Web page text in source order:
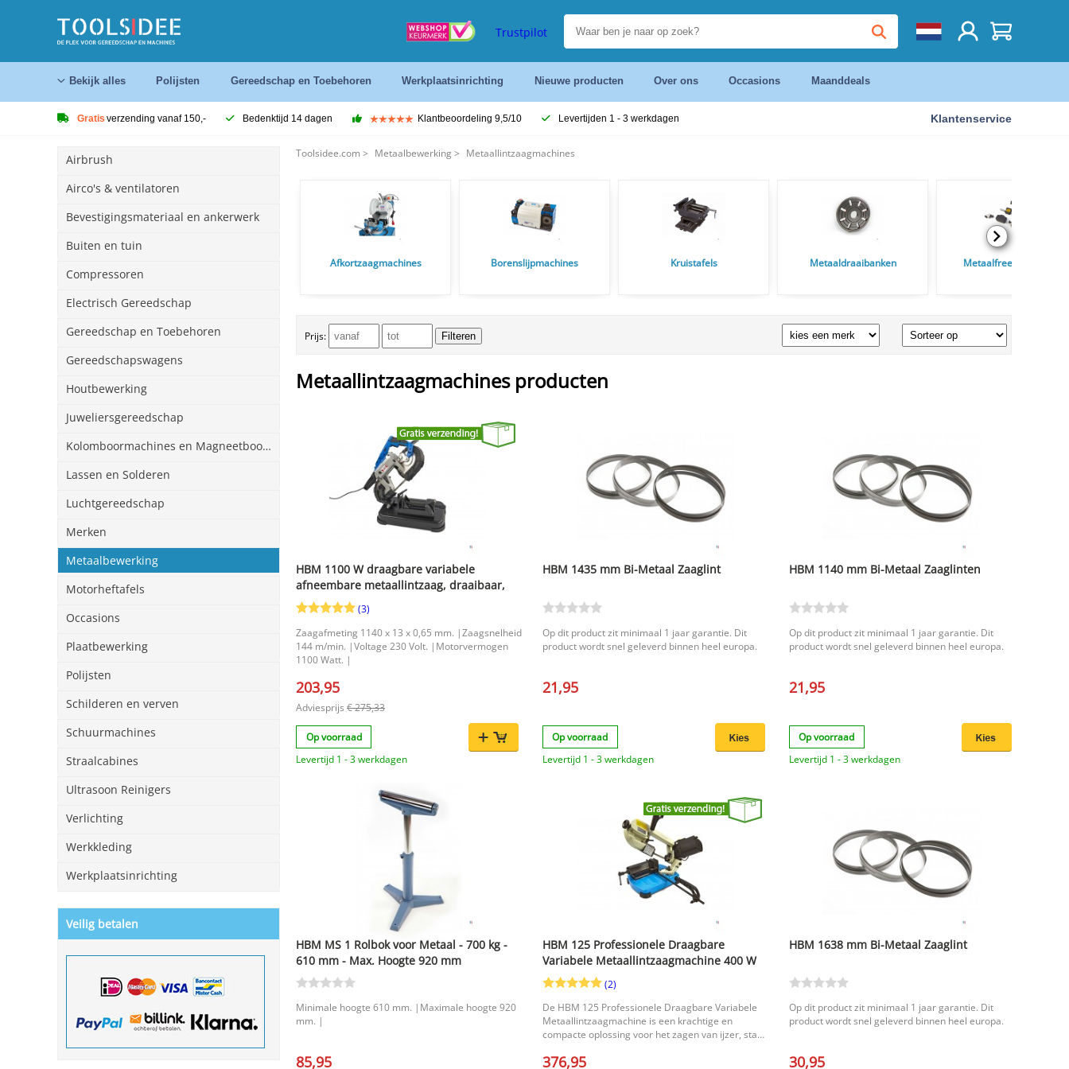
Trustpilot
Bekijk alles Polijsten Gereedschap en Toebehoren Werkplaatsinrichting Nieuwe producten Over ons Occasions Maanddeals
Gratis verzending vanaf 150,- Bedenktijd 14 dagen Klantbeoordeling 9,5/10 Levertijden 1 - 3 werkdagen Klantenservice
Airbrush
Airco's & ventilatoren
Bevestigingsmateriaal en ankerwerk
Buiten en tuin
Compressoren
Electrisch Gereedschap
Gereedschap en Toebehoren
Gereedschapswagens
Houtbewerking
Juweliersgereedschap
Kolomboormachines en Magneetboormachines
Lassen en Solderen
Luchtgereedschap
Merken
Metaalbewerking
Motorheftafels
Occasions
Plaatbewerking
Polijsten
Schilderen en verven
Schuurmachines
Straalcabines
Ultrasoon Reinigers
Verlichting
Werkkleding
Werkplaatsinrichting
Veilig betalen
Toolsidee.com > Metaalbewerking > Metaallintzaagmachines
Afkortzaagmachines Borenslijpmachines Kruistafels Metaaldraaibanken Metaalfreesmachines
Prijs:
Metaallintzaagmachines producten
HBM 1100 W draagbare variabele
afneembare metaallintzaag, draaibaar,
144 m/mn, 230 V
(3)
Zaagafmeting 1140 x 13 x 0,65 mm. |Zaagsnelheid
144 m/min. |Voltage 230 Volt. |Motorvermogen
1100 Watt. |
203,95
Adviesprijs € 275,33
Op voorraad
Levertijd 1 - 3 werkdagen
HBM 1435 mm Bi-Metaal Zaaglint
Op dit product zit minimaal 1 jaar garantie. Dit
product wordt snel geleverd binnen heel europa.
21,95
Op voorraad
Levertijd 1 - 3 werkdagen
HBM 1140 mm Bi-Metaal Zaaglinten
Op dit product zit minimaal 1 jaar garantie. Dit
product wordt snel geleverd binnen heel europa.
21,95
Op voorraad
Levertijd 1 - 3 werkdagen
HBM MS 1 Rolbok voor Metaal - 700 kg -
610 mm - Max. Hoogte 920 mm
Minimale hoogte 610 mm. |Maximale hoogte 920
mm. |
85,95
HBM 125 Professionele Draagbare
Variabele Metaallintzaagmachine 400 W
230 V 125 mm 25 kg
(2)
De HBM 125 Professionele Draagbare Variabele
Metaallintzaagmachine is een krachtige en
compacte oplossing voor het zagen van ijzer, staal,
van slechts 25 kg neem je deze metaallintzaag
376,95
HBM 1638 mm Bi-Metaal Zaaglint
Op dit product zit minimaal 1 jaar garantie. Dit
product wordt snel geleverd binnen heel europa.
30,95